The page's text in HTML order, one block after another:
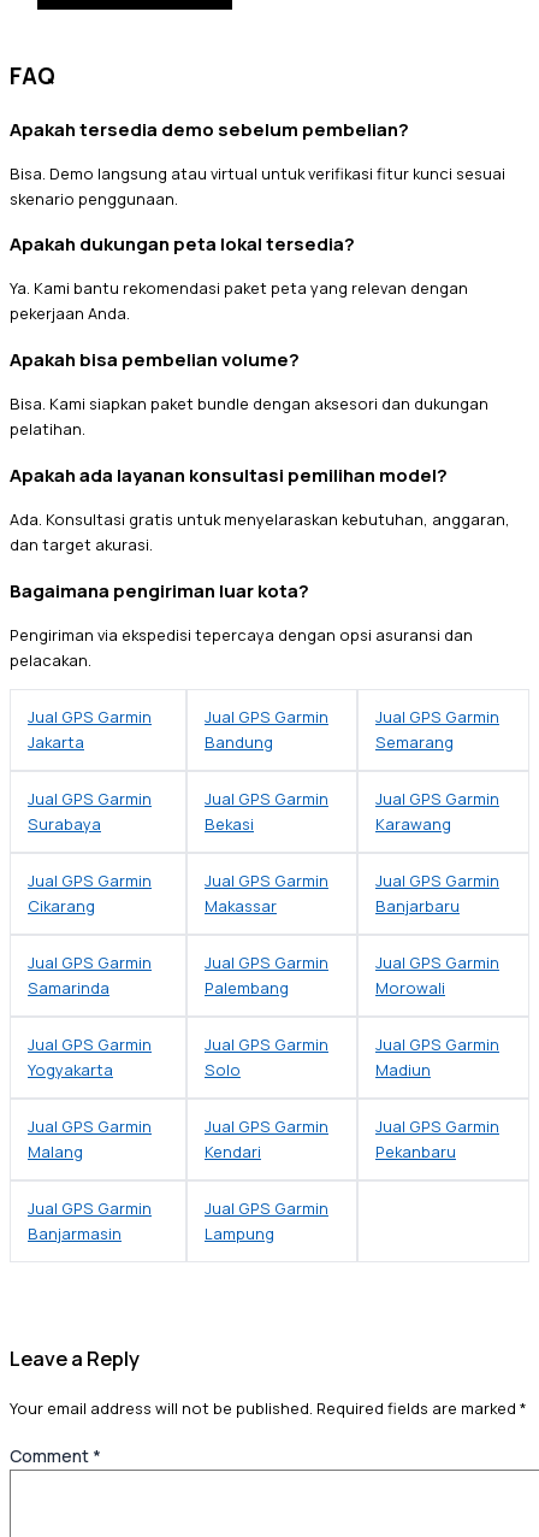
FAQ
Apakah tersedia demo sebelum pembelian?
Bisa. Demo langsung atau virtual untuk verifikasi fitur kunci sesuai
skenario penggunaan.
Apakah dukungan peta lokal tersedia?
Ya. Kami bantu rekomendasi paket peta yang relevan dengan
pekerjaan Anda.
Apakah bisa pembelian volume?
Bisa. Kami siapkan paket bundle dengan aksesori dan dukungan
pelatihan.
Apakah ada layanan konsultasi pemilihan model?
Ada. Konsultasi gratis untuk menyelaraskan kebutuhan, anggaran,
dan target akurasi.
Bagaimana pengiriman luar kota?
Pengiriman via ekspedisi tepercaya dengan opsi asuransi dan
pelacakan.
Jual GPS Garmin
Jakarta
Jual GPS Garmin
Bandung
Jual GPS Garmin
Semarang
Jual GPS Garmin
Surabaya
Jual GPS Garmin
Bekasi
Jual GPS Garmin
Karawang
Jual GPS Garmin
Cikarang
Jual GPS Garmin
Makassar
Jual GPS Garmin
Banjarbaru
Jual GPS Garmin
Samarinda
Jual GPS Garmin
Palembang
Jual GPS Garmin
Morowali
Jual GPS Garmin
Yogyakarta
Jual GPS Garmin
Solo
Jual GPS Garmin
Madiun
Jual GPS Garmin
Malang
Jual GPS Garmin
Kendari
Jual GPS Garmin
Pekanbaru
Jual GPS Garmin
Banjarmasin
Jual GPS Garmin
Lampung
Leave a Reply
Your email address will not be published. Required fields are marked *
Comment *